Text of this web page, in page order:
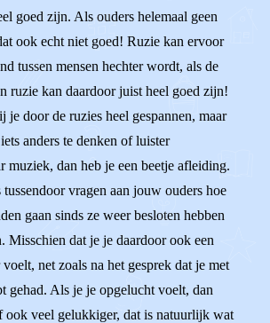
goed zijn. Als ouders helemaal geen
ook echt niet goed! Ruzie kan ervoor
tussen mensen hechter wordt, als de
ruzie kan daardoor juist heel goed zijn!
door de ruzies heel gespannen, maar
anders te denken of luister
muziek, dan heb je een beetje afleiding.
tussendoor vragen aan jouw ouders hoe
gaan sinds ze weer besloten hebben
Misschien dat je je daardoor ook een
net zoals na het gesprek dat je met
gehad. Als je je opgelucht voelt, dan
ook veel gelukkiger, dat is natuurlijk wat